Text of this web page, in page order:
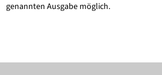
genannten Ausgabe möglich.